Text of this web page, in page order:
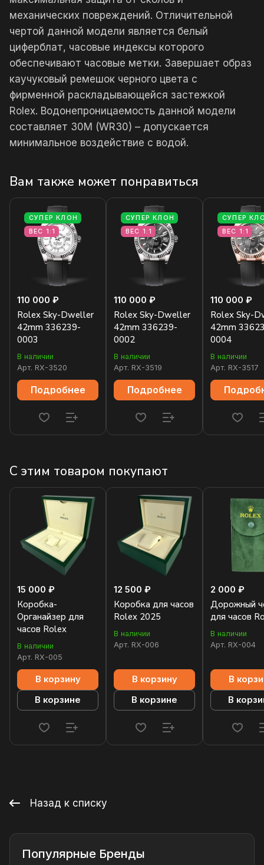
механических повреждений. Отличительной
чертой данной модели является белый
циферблат, часовые индексы которого
обеспечивают часовые метки. Завершает образ
каучуковый ремешок черного цвета с
фирменной раскладывающейся застежкой
Rolex. Водонепроницаемость данной модели
составляет 30М (WR30) – допускается
минимальное воздействие с водой.
Вам также может понравиться
СУПЕР КЛОН
ВЕС 1:1
110 000 ₽
Rolex Sky-Dweller
42mm 336239-
0003
В наличии
Арт. RX-3520
Подробнее
СУПЕР КЛОН
ВЕС 1:1
110 000 ₽
Rolex Sky-Dweller
42mm 336239-
0002
В наличии
Арт. RX-3519
Подробнее
СУПЕР
ВЕС 1:1
110 000 ₽
Rolex Sky-
42mm
0004
В наличии
Арт. RX-3517
С этим товаром покупают
15 000 ₽
Коробка-
Органайзер для
часов Rolex
В наличии
Арт. RX-005
В корзину
В корзине
12 500 ₽
Коробка для часов
Rolex 2025
В наличии
Арт. RX-006
В корзину
В корзине
2 000 ₽
Дорожный
для часов
В наличии
Арт. RX-004
В
В
Назад к списку
Популярные Бренды